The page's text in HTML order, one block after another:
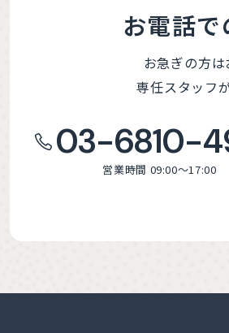
お電話
お急ぎの方は
専任スタッフ
03-6810-
営業時間 09:00～17:00